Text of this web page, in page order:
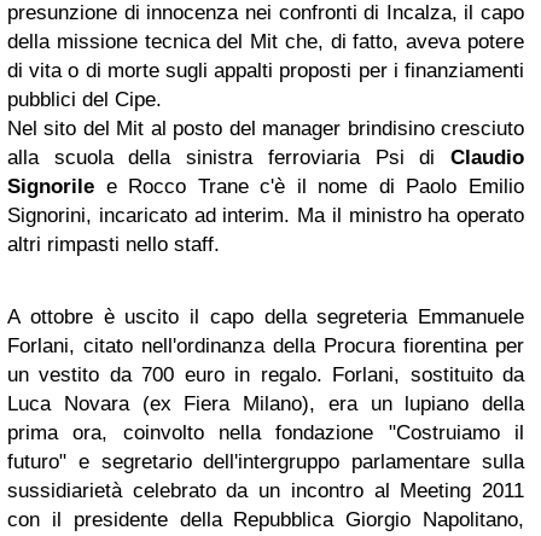
presunzione di innocenza nei confronti di Incalza, il capo
della missione tecnica del Mit che, di fatto, aveva potere
di vita o di morte sugli appalti proposti per i finanziamenti
pubblici del Cipe.
Nel sito del Mit al posto del manager brindisino cresciuto
alla scuola della sinistra ferroviaria Psi di Claudio
Signorile e Rocco Trane c'è il nome di Paolo Emilio
Signorini, incaricato ad interim. Ma il ministro ha operato
altri rimpasti nello staff.
A ottobre è uscito il capo della segreteria Emmanuele
Forlani, citato nell'ordinanza della Procura fiorentina per
un vestito da 700 euro in regalo. Forlani, sostituito da
Luca Novara (ex Fiera Milano), era un lupiano della
prima ora, coinvolto nella fondazione "Costruiamo il
futuro" e segretario dell'intergruppo parlamentare sulla
sussidiarietà celebrato da un incontro al Meeting 2011
con il presidente della Repubblica Giorgio Napolitano,